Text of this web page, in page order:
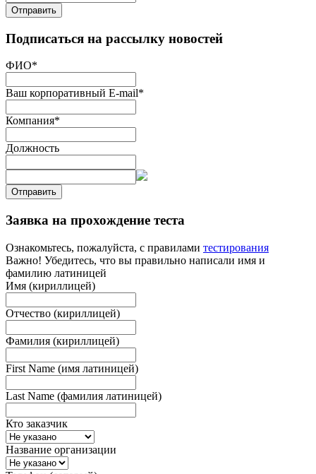
Отправить
Подписаться на рассылку новостей
ФИО*
Ваш корпоративный E-mail*
Компания*
Должность
Отправить
Заявка на прохождение теста
Ознакомьтесь, пожалуйста, с правилами тестирования
Важно! Убедитесь, что вы правильно написали имя и
фамилию латиницей
Имя (кириллицей)
Отчество (кириллицей)
Фамилия (кириллицей)
First Name (имя латиницей)
Last Name (фамилия латиницей)
Кто заказчик
Название организации